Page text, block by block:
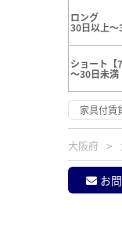
ロング
30日以上
ショート【
～30日未満
家具付賃
大阪府
お